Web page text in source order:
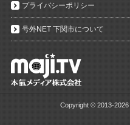
プライバシーポリシー
号外NET 下関市について
Copyright © 2013-2026